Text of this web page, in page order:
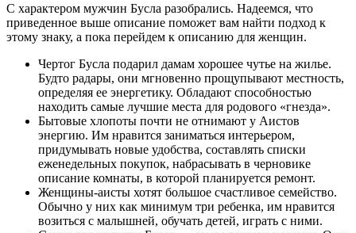
С характером мужчин Бусла разобрались. Надеемся, что
приведенное выше описание поможет вам найти подход к
этому знаку, а пока перейдем к описанию для женщин.
Чертог Бусла подарил дамам хорошее чутье на жилье.
Будто радары, они мгновенно прощупывают местность,
определяя ее энергетику. Обладают способностью
находить самые лучшие места для родового «гнезда».
Бытовые хлопоты почти не отнимают у Аистов
энергию. Им нравится заниматься интерьером,
придумывать новые удобства, составлять списки
еженедельных покупок, набрасывать в черновике
описание комнаты, в которой планируется ремонт.
Женщины-аисты хотят большое счастливое семейство.
Обычно у них как минимум три ребенка, им нравится
возиться с малышней, обучать детей, играть с ними.